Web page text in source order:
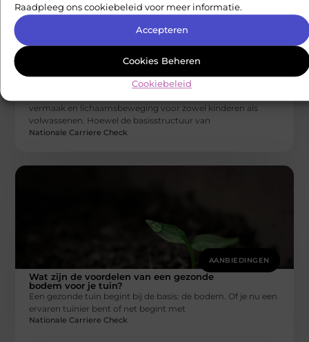
Raadpleeg ons cookiebeleid voor meer informatie.
Accepteren
Cookies Beheren
Cookiebeleid
De belangrijkste technologische
innovaties in de wereld van trampolines
vermaak en lichaamsbeweging voor zowel kinderen als
volwassenen. Hoewel de basisstructuur van
Nationale Carriere Check
AANBIEDINGEN
Wat zijn de voordelen van een gezonde
bodem voor je tuin?
Een gezonde tuin begint bij de basis: de bodem. Of je nu een
ervaren tuinier bent of net begint met
Nationale Carriere Check